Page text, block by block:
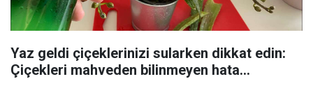
Yaz geldi çiçeklerinizi sularken dikkat edin:
Çiçekleri mahveden bilinmeyen hata...